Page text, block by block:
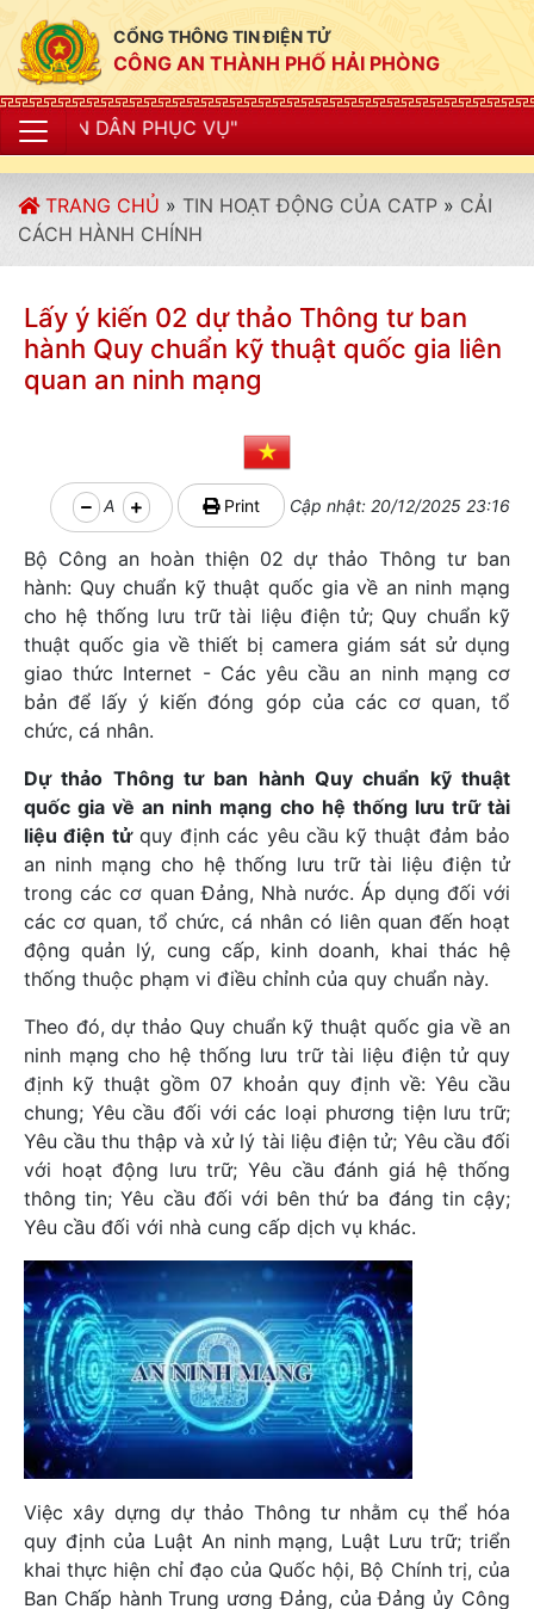
CỔNG THÔNG TIN ĐIỆN TỬ
CÔNG AN THÀNH PHỐ HẢI PHÒNG
VỤ"
TRANG CHỦ » TIN HOẠT ĐỘNG CỦA CATP » CẢI
CÁCH HÀNH CHÍNH
Lấy ý kiến 02 dự thảo Thông tư ban
hành Quy chuẩn kỹ thuật quốc gia liên
quan an ninh mạng
A Print Cập nhật: 20/12/2025 23:16
Bộ Công an hoàn thiện 02 dự thảo Thông tư ban
hành: Quy chuẩn kỹ thuật quốc gia về an ninh mạng
cho hệ thống lưu trữ tài liệu điện tử; Quy chuẩn kỹ
thuật quốc gia về thiết bị camera giám sát sử dụng
giao thức Internet - Các yêu cầu an ninh mạng cơ
bản để lấy ý kiến đóng góp của các cơ quan, tổ
chức, cá nhân.
Dự thảo Thông tư ban hành Quy chuẩn kỹ thuật
quốc gia về an ninh mạng cho hệ thống lưu trữ tài
liệu điện tửquy định các yêu cầu kỹ thuật đảm bảo
an ninh mạng cho hệ thống lưu trữ tài liệu điện tử
trong các cơ quan Đảng, Nhà nước. Áp dụng đối với
các cơ quan, tổ chức, cá nhân có liên quan đến hoạt
động quản lý, cung cấp, kinh doanh, khai thác hệ
thống thuộc phạm vi điều chỉnh của quy chuẩn này.
Theo đó, dự thảo Quy chuẩn kỹ thuật quốc gia về an
ninh mạng cho hệ thống lưu trữ tài liệu điện tử quy
định kỹ thuật gồm 07 khoản quy định về: Yêu cầu
chung; Yêu cầu đối với các loại phương tiện lưu trữ;
Yêu cầu thu thập và xử lý tài liệu điện tử; Yêu cầu đối
với hoạt động lưu trữ; Yêu cầu đánh giá hệ thống
thông tin; Yêu cầu đối với bên thứ ba đáng tin cậy;
Yêu cầu đối với nhà cung cấp dịch vụ khác.
Việc xây dựng dự thảo Thông tư nhằm cụ thể hóa
quy định của Luật An ninh mạng, Luật Lưu trữ; triển
khai thực hiện chỉ đạo của Quốc hội, Bộ Chính trị, của
Ban Chấp hành Trung ương Đảng, của Đảng ủy Công